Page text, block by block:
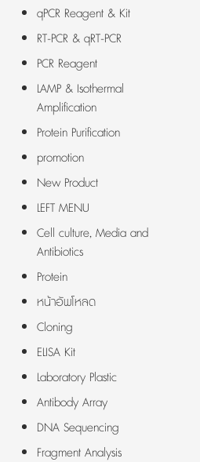
qPCR Reagent & Kit
RT-PCR & qRT-PCR
PCR Reagent
LAMP & Isothermal
Amplification
Protein Purification
promotion
New Product
LEFT MENU
Cell culture, Media and
Antibiotics
Protein
หน้าอัพโหลด
Cloning
ELISA Kit
Laboratory Plastic
Antibody Array
DNA Sequencing
Fragment Analysis